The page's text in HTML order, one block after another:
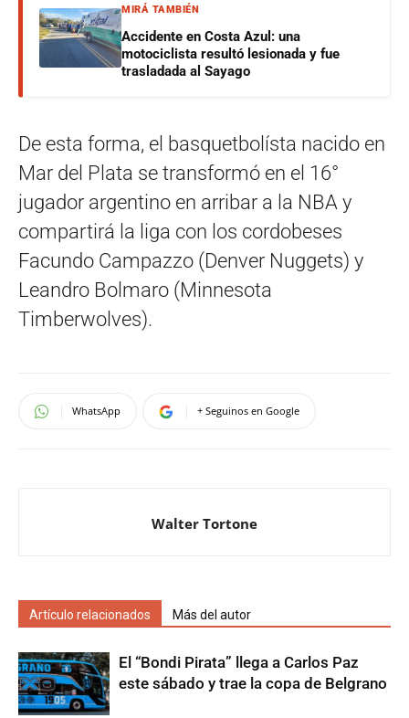
MIRÁ TAMBIÉN
Accidente en Costa Azul: una
motociclista resultó lesionada y fue
trasladada al Sayago
De esta forma, el basquetbolísta nacido en
Mar del Plata se transformó en el 16°
jugador argentino en arribar a la NBA y
compartirá la liga con los cordobeses
Facundo Campazzo (Denver Nuggets) y
Leandro Bolmaro (Minnesota
Timberwolves).
WhatsApp + Seguinos en Google
Walter Tortone
Artículo relacionados Más del autor
El “Bondi Pirata” llega a Carlos Paz
este sábado y trae la copa de Belgrano